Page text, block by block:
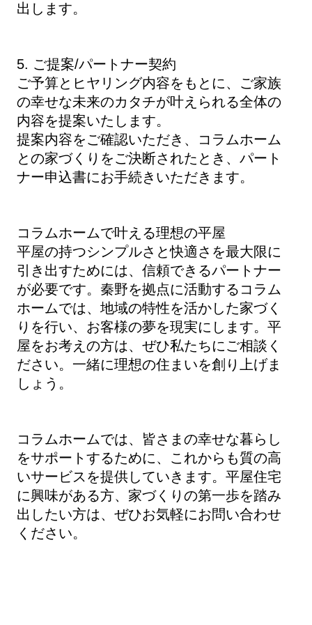
出します。
5. ご提案/パートナー契約
ご予算とヒヤリング内容をもとに、ご家族
の幸せな未来のカタチが叶えられる全体の
内容を提案いたします。
提案内容をご確認いただき、コラムホーム
との家づくりをご決断されたとき、パート
ナー申込書にお手続きいただきます。
コラムホームで叶える理想の平屋
平屋の持つシンプルさと快適さを最大限に
引き出すためには、信頼できるパートナー
が必要です。秦野を拠点に活動するコラム
ホームでは、地域の特性を活かした家づく
りを行い、お客様の夢を現実にします。平
屋をお考えの方は、ぜひ私たちにご相談く
ださい。一緒に理想の住まいを創り上げま
しょう。
コラムホームでは、皆さまの幸せな暮らし
をサポートするために、これからも質の高
いサービスを提供していきます。平屋住宅
に興味がある方、家づくりの第一歩を踏み
出したい方は、ぜひお気軽にお問い合わせ
ください。